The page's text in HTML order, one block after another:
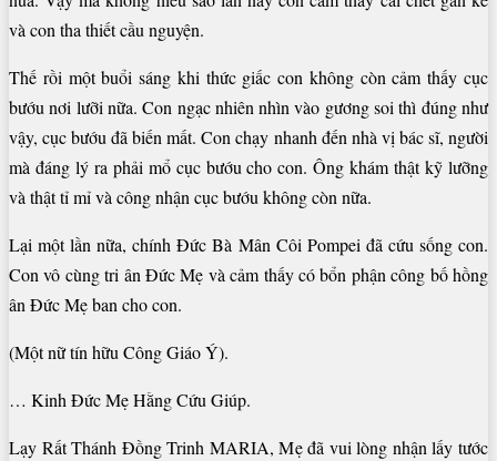
và con tha thiết cầu nguyện.
Thế rồi một buổi sáng khi thức giấc con không còn cảm thấy cục
bướu nơi lưỡi nữa. Con ngạc nhiên nhìn vào gương soi thì đúng như
vậy, cục bướu đã biến mất. Con chạy nhanh đến nhà vị bác sĩ, người
mà đáng lý ra phải mổ cục bướu cho con. Ông khám thật kỹ lưỡng
và thật tỉ mỉ và công nhận cục bướu không còn nữa.
Lại một lần nữa, chính Đức Bà Mân Côi Pompei đã cứu sống con.
Con vô cùng tri ân Đức Mẹ và cảm thấy có bổn phận công bố hồng
ân Đức Mẹ ban cho con.
(Một nữ tín hữu Công Giáo Ý).
… Kinh Đức Mẹ Hằng Cứu Giúp.
Lạy Rất Thánh Đồng Trinh MARIA, Mẹ đã vui lòng nhận lấy tước